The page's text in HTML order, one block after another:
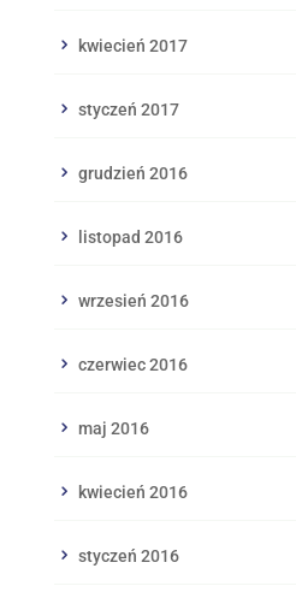
kwiecień 2017
styczeń 2017
grudzień 2016
listopad 2016
wrzesień 2016
czerwiec 2016
maj 2016
kwiecień 2016
styczeń 2016